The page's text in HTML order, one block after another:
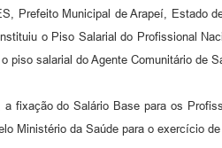
Prefeito Municipal de Arapeí, Estado
o Piso Salarial do Profissional
piso salarial do Agente Comunitário de
a fixação do Salário Base para os
Ministério da Saúde para o exercício de